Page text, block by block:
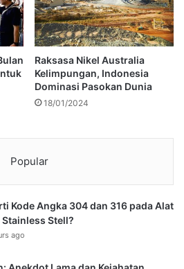
Raksasa Nikel Australia
Kelimpungan, Indonesia
Dominasi Pasokan Dunia
18/01/2024
Popular
Kode Angka 304 dan 316 pada Alat
Stainless Stell?
ago